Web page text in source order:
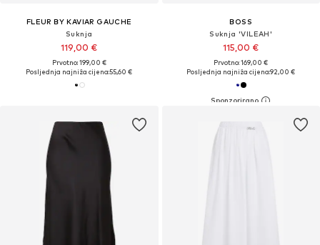
FLEUR BY KAVIAR GAUCHE
Suknja
119,00 €
Prvotno: 199,00 €
Posljednja najniža cijena:55,60 €
BOSS
Suknja 'VILEAH'
115,00 €
Prvotno: 169,00 €
Posljednja najniža cijena:92,00 €